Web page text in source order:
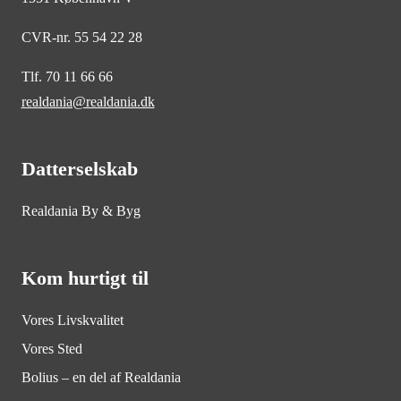
CVR-nr. 55 54 22 28
Tlf. 70 11 66 66
realdania@realdania.dk
Datterselskab
Realdania By & Byg
Kom hurtigt til
Vores Livskvalitet
Vores Sted
Bolius – en del af Realdania